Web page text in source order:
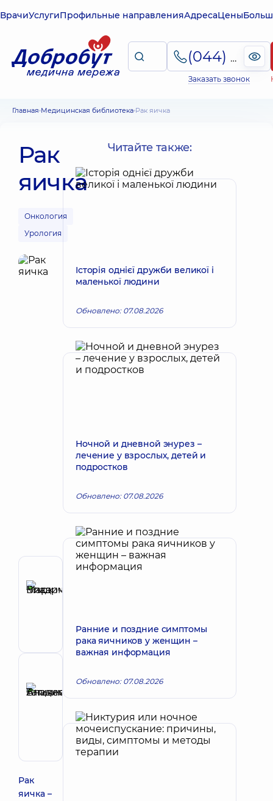
ВрачиУслугиПрофильные направленияАдресаЦены
(044) 495-2-888
Заказать звонок
Главная Медицинская библиотека Рак яичка
Рак
яичка
Онкология
Урология
Автор
Уролог
Аникеева
Татьяна
Владимировна
Терапевт;
Кардиолог;
Ревматолог
Рак
яичка –
Читайте также:
Історія однієї дружби великої і
маленької людини
Обновлено: 07.08.2026
Ночной и дневной энурез –
лечение у взрослых, детей и
подростков
Обновлено: 07.08.2026
Ранние и поздние симптомы
рака яичников у женщин –
важная информация
Обновлено: 07.08.2026